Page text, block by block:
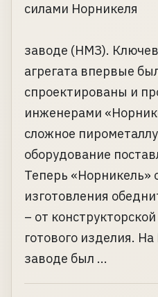
заводе (НМЗ).
агрегата впервые
спроектированы и
инженерами
сложное
оборудование
Теперь «Норникель»
изготовления
– от
готового изделия.
заводе был ...